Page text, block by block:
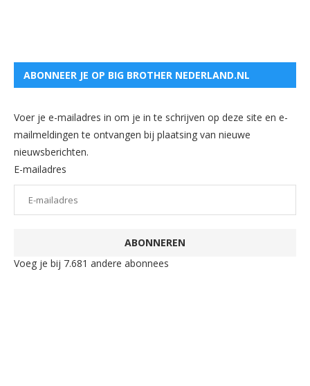
ABONNEER JE OP BIG BROTHER NEDERLAND.NL
Voer je e-mailadres in om je in te schrijven op deze site en e-
mailmeldingen te ontvangen bij plaatsing van nieuwe
nieuwsberichten.
E-mailadres
ABONNEREN
Voeg je bij 7.681 andere abonnees